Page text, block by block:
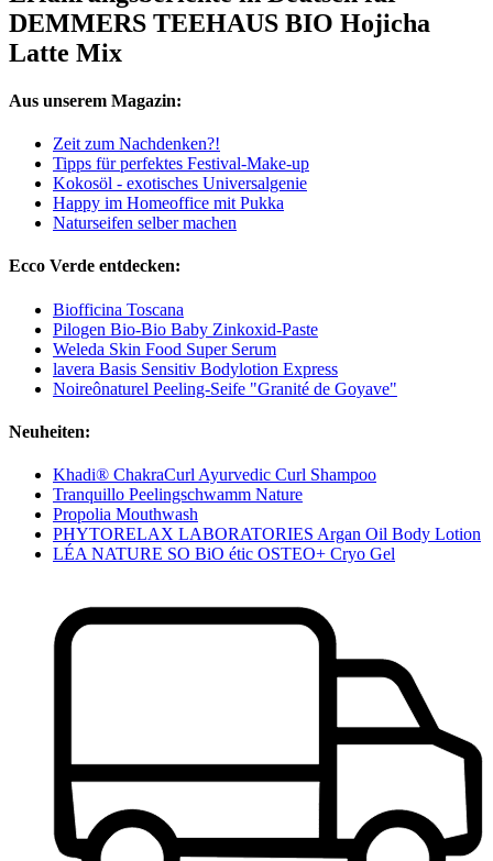
DEMMERS TEEHAUS BIO Hojicha
Latte Mix
Aus unserem Magazin:
Zeit zum Nachdenken?!
Tipps für perfektes Festival-Make-up
Kokosöl - exotisches Universalgenie
Happy im Homeoffice mit Pukka
Naturseifen selber machen
Ecco Verde entdecken:
Biofficina Toscana
Pilogen Bio-Bio Baby Zinkoxid-Paste
Weleda Skin Food Super Serum
lavera Basis Sensitiv Bodylotion Express
Noireônaturel Peeling-Seife "Granité de Goyave"
Neuheiten:
Khadi® ChakraCurl Ayurvedic Curl Shampoo
Tranquillo Peelingschwamm Nature
Propolia Mouthwash
PHYTORELAX LABORATORIES Argan Oil Body Lotion
LÉA NATURE SO BiO étic OSTEO+ Cryo Gel